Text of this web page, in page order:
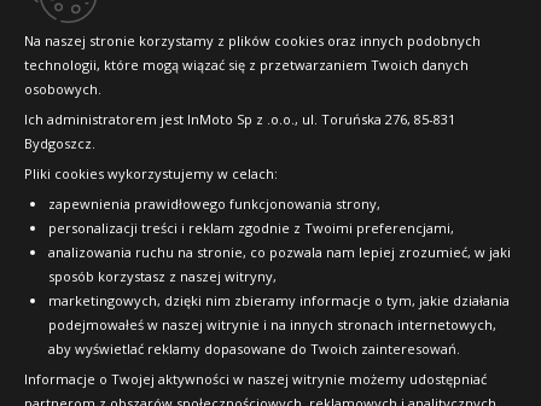
Na naszej stronie korzystamy z plików cookies oraz innych podobnych
technologii, które mogą wiązać się z przetwarzaniem Twoich danych
osobowych.
Ich administratorem jest InMoto Sp z .o.o., ul. Toruńska 276, 85-831
Bydgoszcz.
Pliki cookies wykorzystujemy w celach:
zapewnienia prawidłowego funkcjonowania strony,
personalizacji treści i reklam zgodnie z Twoimi preferencjami,
analizowania ruchu na stronie, co pozwala nam lepiej zrozumieć, w jaki
sposób korzystasz z naszej witryny,
marketingowych, dzięki nim zbieramy informacje o tym, jakie działania
podejmowałeś w naszej witrynie i na innych stronach internetowych,
aby wyświetlać reklamy dopasowane do Twoich zainteresowań.
Informacje o Twojej aktywności w naszej witrynie możemy udostępniać
Raty
FAQ
OFICJALNY PARTNER